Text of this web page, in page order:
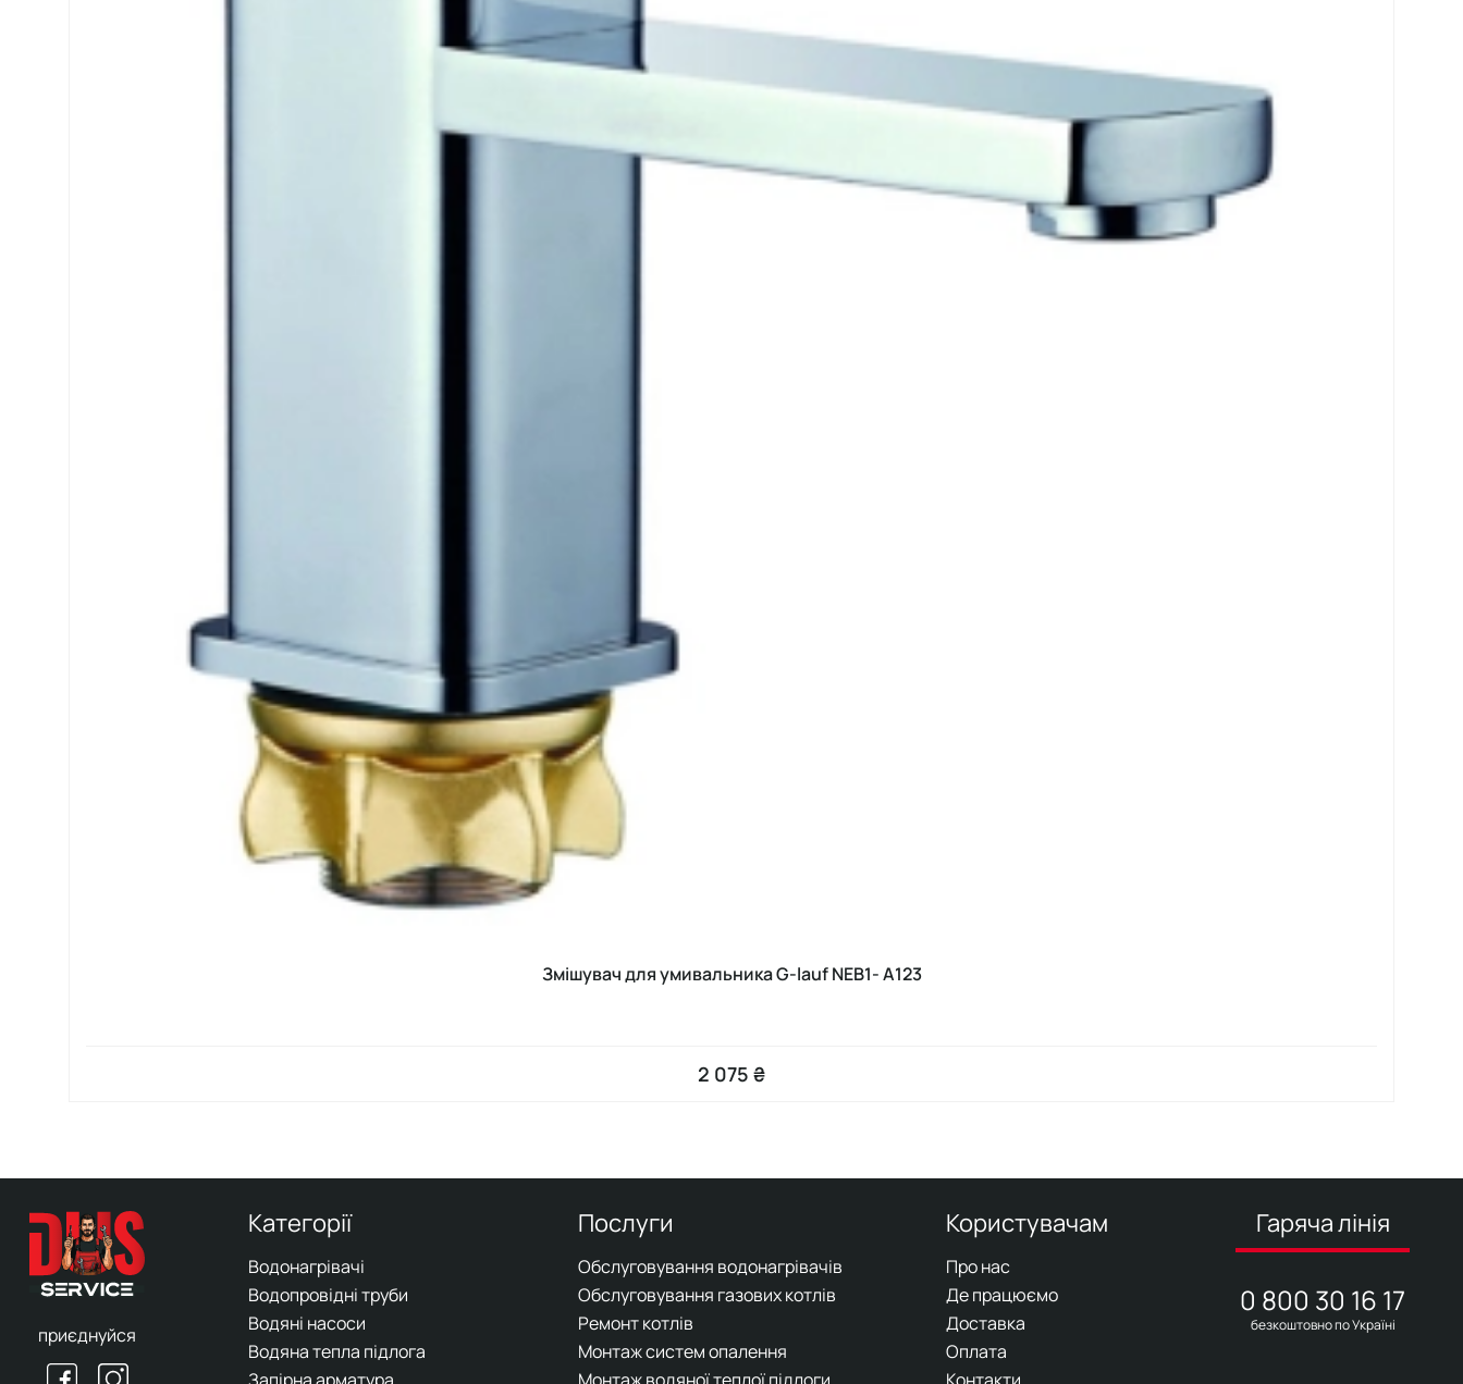
Змішувач для умивальника G-lauf NEB1- A123
2 075 ₴
приєднуйся
Категорії
Водонагрівачі
Водопровідні труби
Водяні насоси
Водяна тепла підлога
Запірна арматура
Послуги
Обслуговування водонагрівачів
Обслуговування газових котлів
Ремонт котлів
Монтаж систем опалення
Монтаж водяної теплої підлоги
Користувачам
Про нас
Де працюємо
Доставка
Оплата
Контакти
Гаряча лінія
0 800 30 16 17
безкоштовно по Україні